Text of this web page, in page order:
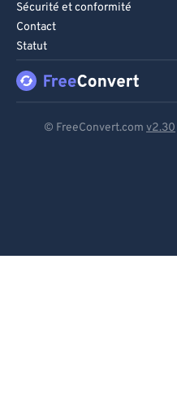
Sécurité et conformité
Contact
Statut
© FreeConvert.com v2.30